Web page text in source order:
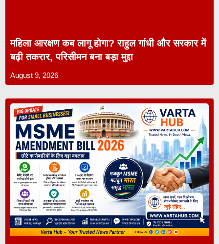
महिला आरक्षण कब लागू होगा? राहुल गांधी और सरकार में
बढ़ी तकरार, परिसीमन बना बड़ा मुद्दा
August 9, 2026